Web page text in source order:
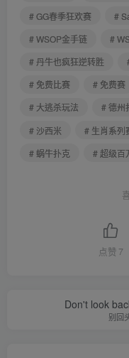
# GG春季狂欢赛
#
# WSOP金手链
#
# 丹牛也疯狂逆转胜
# 免费比赛
# 免费赛
# 大逃杀玩法
# 德州
# 沙西米
# 生肖系列
# 蜗牛扑克
# 超级百
点赞 7
Don't look
别回